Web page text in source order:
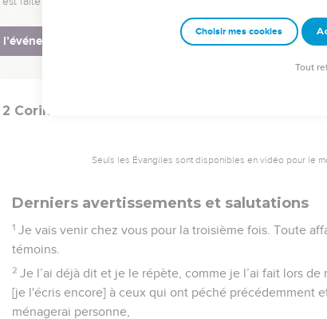
J’ai peur qu'à mon arrivée mon Dieu ne m'humilie de
plusieurs de ceux qui ont péché précédemment et qui
sexuelle et la débauche auxquelles ils se sont livrés.
2 Corinthiens
Seuls les Évangiles sont disponibles en vidéo pour le
Derniers avertissements et salutations
1 Je vais venir chez vous pour la troisième fois. Toute
témoins.
2 Je l’ai déjà dit et je le répète, comme je l’ai fait lors
[je l'écris encore] à ceux qui ont péché précédemment
ménagerai personne,
Choisir mes cookies
Tout